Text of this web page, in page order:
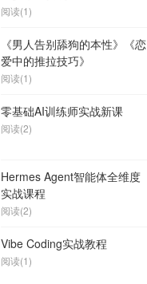
阅读(1)
《男人告别舔狗的本性》《恋
爱中的推拉技巧》
阅读(1)
零基础AI训练师实战新课
阅读(2)
Hermes Agent智能体全维度
实战课程
阅读(2)
Vibe Coding实战教程
阅读(1)